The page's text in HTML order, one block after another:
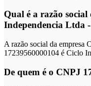
Qual é a razão social
Independencia Ltda
A razão social da empresa
17239560000104 é Ciclo
De quem é o CNPJ